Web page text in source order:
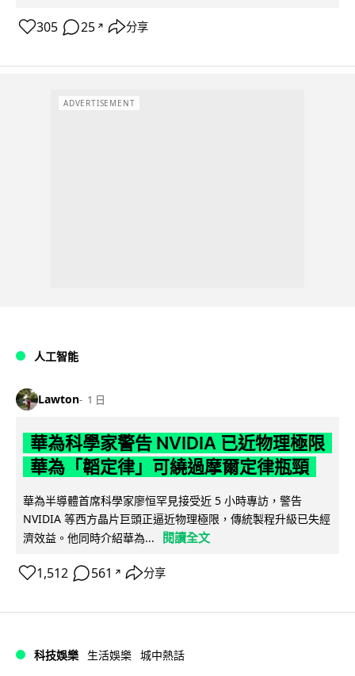
305 25 ↗ 分享
ADVERTISEMENT
人工智能
Lawton 1 日
華為科學家警告 NVIDIA 已近物理極限
華為「韜定律」可繞過摩爾定律瓶頸
華為半導體首席科學家廖恒罕見接受近 5 小時專訪，警告
NVIDIA 等西方晶片巨頭正逼近物理極限，傳統製程升級已失經
濟效益。他同時介紹華為...
閱讀全文
1,512 561 ↗ 分享
科技娛樂 生活娛樂 城中熱話